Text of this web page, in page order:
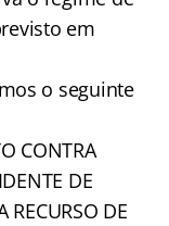
em
o seguinte
CONTRA
DE
RECURSO DE